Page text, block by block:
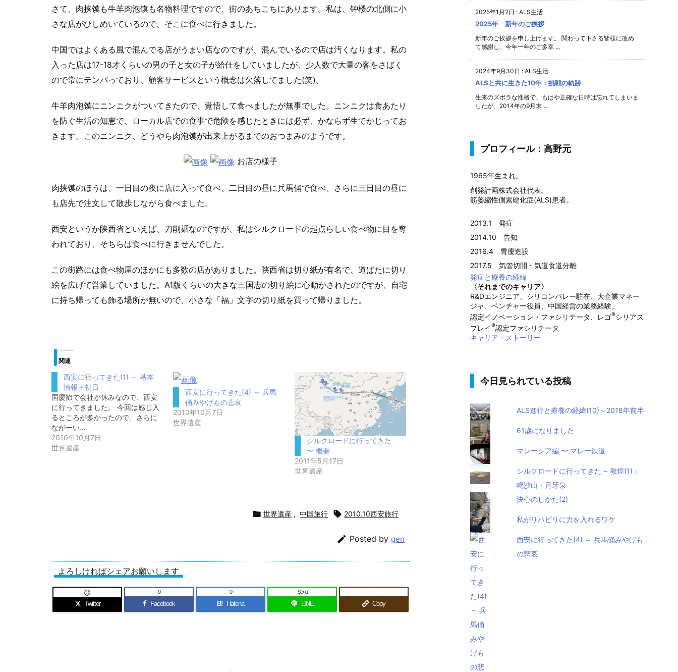
さて、肉挟馍も牛羊肉泡馍も名物料理ですので、街のあちこちにあります。私は、钟楼の北側に小
さな店がひしめいているので、そこに食べに行きました。
中国ではよくある風で混んでる店がうまい店なのですが、混んでいるので店は汚くなります。私の
入った店は17-18才くらいの男の子と女の子が給仕をしていましたが、少人数で大量の客をさばく
ので常にテンパっており、顧客サービスという概念は欠落してました(笑)。
牛羊肉泡馍にニンニクがついてきたので、覚悟して食べましたが無事でした。ニンニクは食あたり
を防ぐ生活の知恵で、ローカル店での食事で危険を感じたときには必ず、かならず生でかじってお
きます。このニンニク、どうやら肉泡馍が出来上がるまでのおつまみのようです。
お店の様子
肉挟馍のほうは、一日目の夜に店に入って食べ、二日目の昼に兵馬俑で食べ、さらに三日目の昼に
も店先で注文して散歩しながら食べました。
西安というか陕西省といえば、刀削麺なのですが、私はシルクロードの起点らしい食べ物に目を奪
われており、そちらは食べに行きませんでした。
この街路には食べ物屋のほかにも多数の店がありました。陕西省は切り紙が有名で、道ばたに切り
絵を広げて営業していました。A1版くらいの大きな三国志の切り絵に心動かされたのですが、自宅
に持ち帰っても飾る場所が無いので、小さな「福」文字の切り紙を買って帰りました。
関連
西安に行ってきた(1) ～ 基本
情報＋初日
国慶節で会社が休みなので、西安
に行ってきました。 今回は感じ入
るところが多かったので、さらに
ながーい…
2010年10月7日
世界遺産
西安に行ってきた(4) ～ 兵馬
俑みやげもの悲哀
2010年10月7日
世界遺産
シルクロードに行ってきた
〜 概要
2011年5月17日
世界遺産
 世界遺産 , 中国旅行  2010.10西安旅行
 Posted by gen
よろしければシェアお願いします
Twitter

Facebook
0
B! Hatena
0
LINE
Send
Copy
-
2025年1月2日 : ALS生活
2025年 新年のご挨拶
新年のご挨拶を申し上げます。 関わって下さる皆様に改め
て感謝し、今年一年のご多幸 ...
2024年9月30日 : ALS生活
ALSと共に生きた10年：挑戦の軌跡
生来のズボラな性格で、もはや正確な日時は忘れてしまいま
したが、2014年の9月末 ...
プロフィール：高野元
1965年生まれ。
創発計画株式会社代表。
筋萎縮性側索硬化症(ALS)患者。
2013.1 発症
2014.10 告知
2016.4 胃瘻造設
2017.5 気管切開・気道食道分離
発症と療養の経緯
〈それまでのキャリア〉
R&Dエンジニア、シリコンバレー駐在、大企業マネー
ジャ、ベンチャー役員、中国経営の業務経験。
認定イノベーション・ファシリテータ、レゴ®シリアス
プレイ®認定ファシリテータ
キャリア・ストーリー
今日見られている投稿
ALS進行と療養の経緯(10)～2018年前半
61歳になりました
マレーシア編 〜 マレー鉄道
シルクロードに行ってきた ~ 敦煌(1)：
鳴沙山・月牙泉
決心のしかた(2)
私がリハビリに力を入れるワケ
西安に行ってきた(4) ～ 兵馬俑みやげも
の悲哀